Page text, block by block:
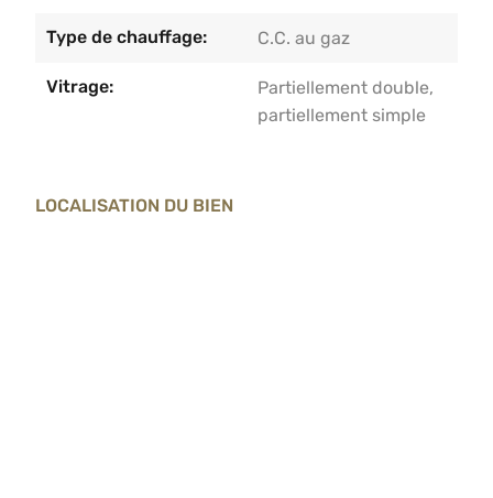
Type de chauffage: C.C. au gaz
Vitrage:
Partiellement double,
partiellement simple
LOCALISATION DU BIEN